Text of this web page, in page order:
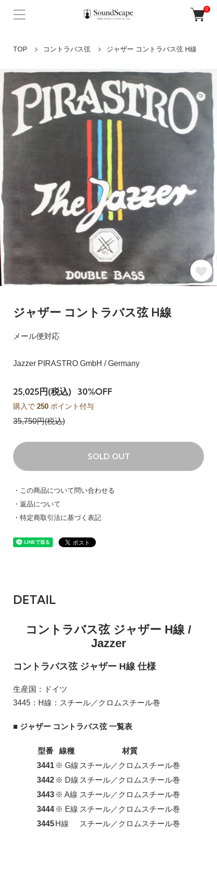
0
TOP コントラバス弦 ジャザー コントラバス弦 H線
ジャザー コントラバス弦 H線
メール便対応
Jazzer PIRASTRO GmbH / Germany
25,025円(税込) 30%OFF
購入で 250ポイント付与
35,750円(税込)
SOLD OUT
・この商品について問い合わせる
・返品について
・特定商取引法に基づく表記
DETAIL
コントラバス弦 ジャザー H線 /
Jazzer
コントラバス弦 ジャザー H線 仕様
生産国：ドイツ
3445：H線：スチール／クロムスチール巻
■ ジャザー コントラバス弦 一覧表
型番 線種
材質
3441 ※ G線 スチール／クロムスチール巻
3442 ※ D線 スチール／クロムスチール巻
3443 ※ A線 スチール／クロムスチール巻
3444 ※ E線 スチール／クロムスチール巻
3445 H線 スチール／クロムスチール巻